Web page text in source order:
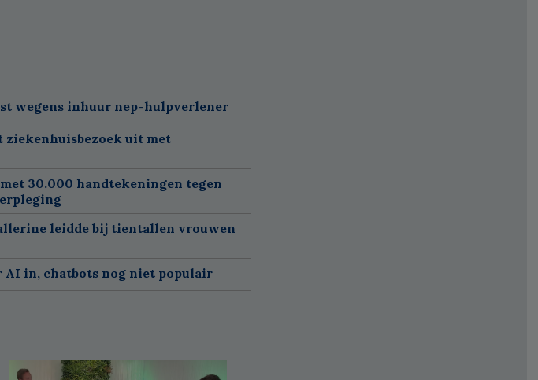
wegens inhuur nep-hulpverlener
ziekenhuisbezoek uit met
30.000 handtekeningen tegen
leidde bij tientallen vrouwen
AI in, chatbots nog niet populair